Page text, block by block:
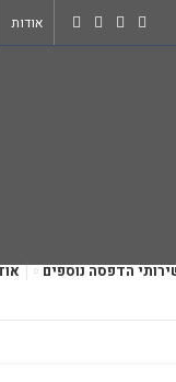
אודות
הדפסה נוספים